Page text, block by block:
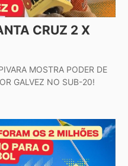
CRUZ 2 X
MOSTRA PODER DE
GALVEZ NO SUB-20!